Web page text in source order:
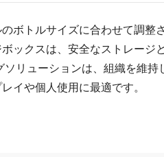
ボトルサイズに合わせて調整
ックスは、安全なストレージ
リューションは、組織を維持
イや個人使用に最適です。